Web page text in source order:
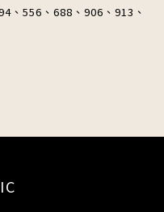
、556、688、906、913、